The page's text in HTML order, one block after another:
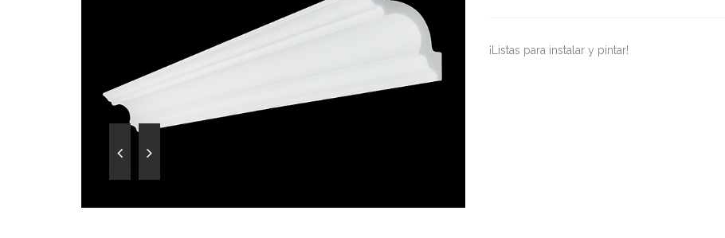
¡Listas para instalar y pintar!